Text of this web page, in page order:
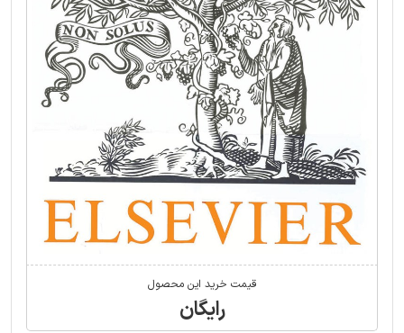
قیمت خرید این محصول
رایگان